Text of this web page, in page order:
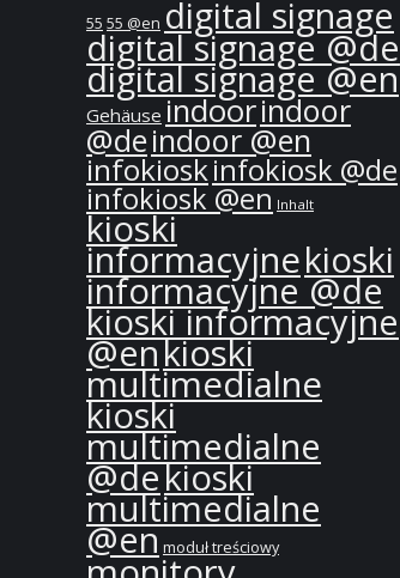
55 55 @en digital signage
digital signage @de
digital signage @en
Gehäuse indoorindoor
@deindoor @en
infokioskinfokiosk @de
infokiosk @en Inhalt
kioski
informacyjnekioski
informacyjne @de
kioski informacyjne
@enkioski
multimedialne
kioski
multimedialne
@dekioski
multimedialne
@enmoduł treściowy